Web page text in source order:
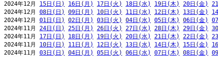
2024年12月 15日(日) 16日(月) 17日(火) 18日(水) 19日(木) 20日(金)
2024年12月 08日(日) 09日(月) 10日(火) 11日(水) 12日(木) 13日(金)
2024年12月 01日(日) 02日(月) 03日(火) 04日(水) 05日(木) 06日(金)
2024年11月 24日(日) 25日(月) 26日(火) 27日(水) 28日(木) 29日(金)
2024年11月 17日(日) 18日(月) 19日(火) 20日(水) 21日(木) 22日(金)
2024年11月 10日(日) 11日(月) 12日(火) 13日(水) 14日(木) 15日(金)
2024年11月 03日(日) 04日(月) 05日(火) 06日(水) 07日(木) 08日(金)